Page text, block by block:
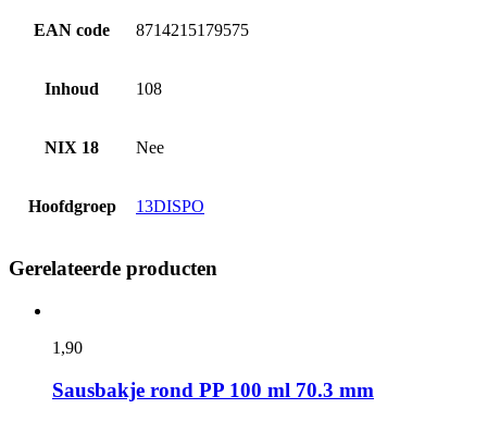
EAN code 8714215179575
Inhoud 108
NIX 18 Nee
Hoofdgroep 13DISPO
Gerelateerde producten
1,90
Sausbakje rond PP 100 ml 70.3 mm